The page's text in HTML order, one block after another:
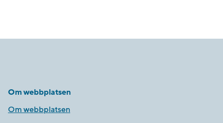
Om webbplatsen
Om webbplatsen